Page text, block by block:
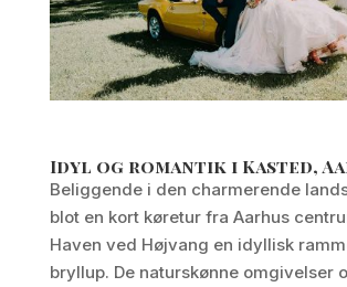
Idyl og romantik i Kasted,
Beliggende i den charmerende
blot en kort køretur fra Aarhus
Haven ved Højvang en idyllisk
bryllup. De naturskønne omgivelser